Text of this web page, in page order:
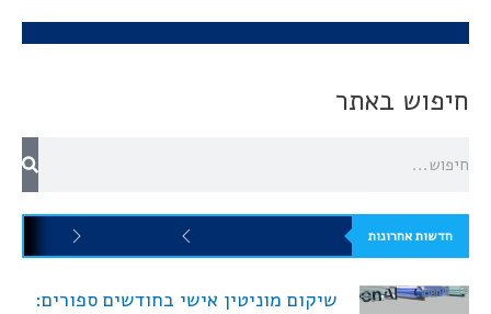
חיפוש באתר
חדשות אחרונות
שיקום מוניטין אישי בחודשים ספורים: